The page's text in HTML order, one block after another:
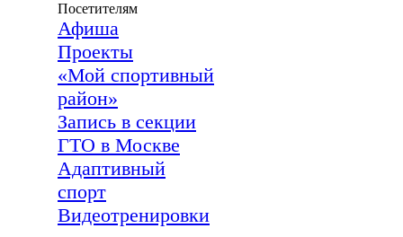
Посетителям
Афиша
Проекты
«Мой спортивный
район»
Запись в секции
ГТО в Москве
Адаптивный
спорт
Видеотренировки